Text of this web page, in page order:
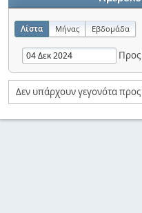
Λίστα Μήνας Εβδομάδα
Προς
Δεν υπάρχουν γεγονότα